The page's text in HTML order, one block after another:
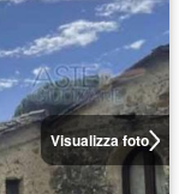
Visualizza foto